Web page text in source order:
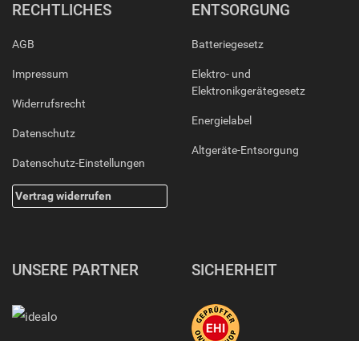
RECHTLICHES
AGB
Impressum
Widerrufsrecht
Datenschutz
Datenschutz-Einstellungen
Vertrag widerrufen
ENTSORGUNG
Batteriegesetz
Elektro- und
Elektronikgerätegesetz
Energielabel
Altgeräte-Entsorgung
UNSERE PARTNER SICHERHEIT